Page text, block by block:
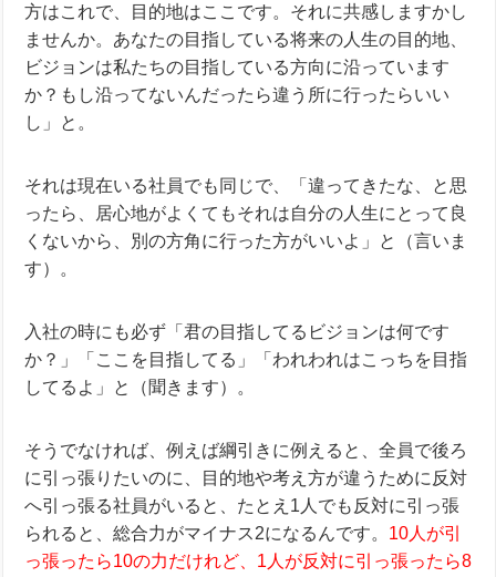
方はこれで、目的地はここです。それに共感しますかし
ませんか。あなたの目指している将来の人生の目的地、
ビジョンは私たちの目指している方向に沿っています
か？もし沿ってないんだったら違う所に行ったらいい
し」と。
それは現在いる社員でも同じで、「違ってきたな、と思
ったら、居心地がよくてもそれは自分の人生にとって良
くないから、別の方角に行った方がいいよ」と（言いま
す）。
入社の時にも必ず「君の目指してるビジョンは何です
か？」「ここを目指してる」「われわれはこっちを目指
してるよ」と（聞きます）。
そうでなければ、例えば綱引きに例えると、全員で後ろ
に引っ張りたいのに、目的地や考え方が違うために反対
へ引っ張る社員がいると、たとえ1人でも反対に引っ張
られると、総合力がマイナス2になるんです。 10人が引
っ張ったら10の力だけれど、1人が反対に引っ張ったら8